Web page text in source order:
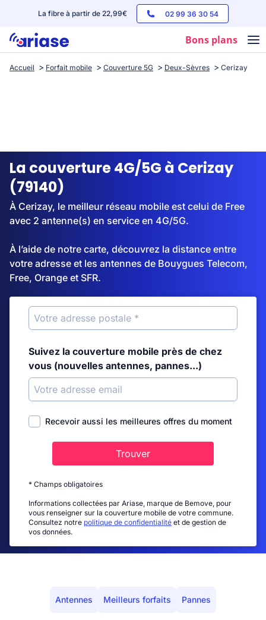
La fibre à partir de 22,99€ 02 99 36 30 54
Bons plans
Box internet
Streaming
Accueil Forfait mobile Couverture 5G Deux-Sèvres Cerizay
La couverture 4G/5G à Cerizay
(79140)
À Cerizay, le meilleur réseau mobile est celui de Free
avec 2 antenne(s) en service en 4G/5G.
À l’aide de notre carte, découvrez la distance entre
votre adresse et les antennes de Bouygues Telecom,
Free, Orange et SFR.
Suivez la couverture mobile près de chez
vous (nouvelles antennes, pannes...)
Recevoir aussi les meilleures offres du moment
Trouver
* Champs obligatoires
Informations collectées par Ariase, marque de Bemove, pour
vous renseigner sur la couverture mobile de votre commune.
Consultez notre politique de confidentialité et de gestion de
vos données.
Antennes Meilleurs forfaits Pannes